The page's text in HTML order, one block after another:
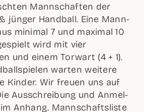
Mann­schaf­ten der
jün­ger Hand­ball. Eine Mann­
mini­mal 7 und maxi­mal 10
wird mit vier
und einem Tor­wart (4 + 1).
war­ten wei­te­re
Kin­der. Wir freu­en uns auf
Aus­schrei­bung und Anmel­
Anhang. Mann­schafts­lis­te